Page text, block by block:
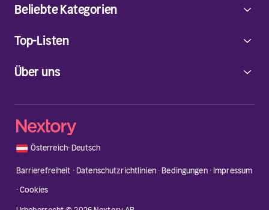
Über uns
Beliebte Kategorien
Top-Listen
🇦🇹 Österreich·Deutsch
Barrierefreiheit ·Datenschutzrichtlinien·Bedingungen· Impressum
·Cookies